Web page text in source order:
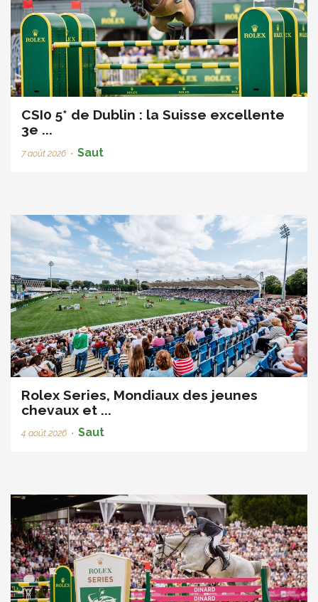
CSI0 5* de Dublin : la Suisse excellente
3e ...
7 août 2026 • Saut
Rolex Series, Mondiaux des jeunes
chevaux et ...
4 août 2026 • Saut